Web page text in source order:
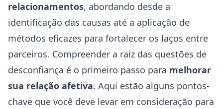
relacionamentos, abordando desde a
identificação das causas até a aplicação de
métodos eficazes para fortalecer os laços entre
parceiros. Compreender a raiz das questões de
desconfiança é o primeiro passo para melhorar
sua relação afetiva. Aqui estão alguns pontos-
chave que você deve levar em consideração para